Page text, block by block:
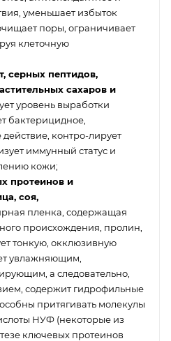
уменьшает избыток
поры, ограничивает
клеточную
серных пептидов,
сахаров и
уровень выработки
бактерицидное,
контро-лирует
иммунный статус и
кожи;
протеинов и
соя,
пленка, содержащая
происхождения, пролин,
тонкую, окклюзивную
увлажняющим,
а следовательно,
содержит гидрофильные
притягивать молекулы
НУФ (некоторые из
ключевых протеинов